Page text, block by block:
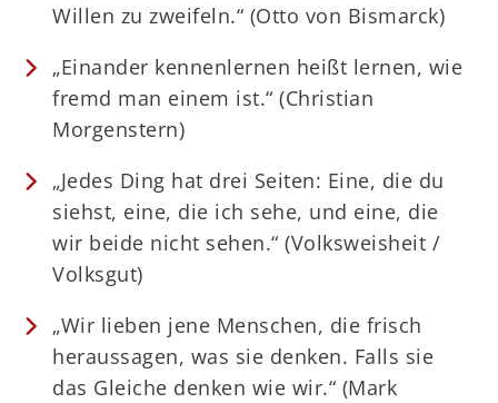
Willen zu zweifeln.“ (Otto von Bismarck)
„Einander kennenlernen heißt lernen, wie
fremd man einem ist.“ (Christian
Morgenstern)
„Jedes Ding hat drei Seiten: Eine, die du
siehst, eine, die ich sehe, und eine, die
wir beide nicht sehen.“ (Volksweisheit /
Volksgut)
„Wir lieben jene Menschen, die frisch
heraussagen, was sie denken. Falls sie
das Gleiche denken wie wir.“ (Mark